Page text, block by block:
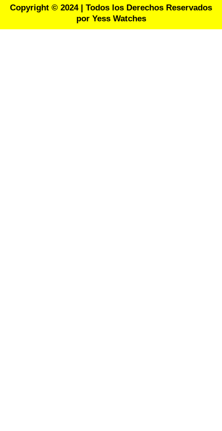
Copyright © 2024 | Todos los Derechos Reservados
por Yess Watches